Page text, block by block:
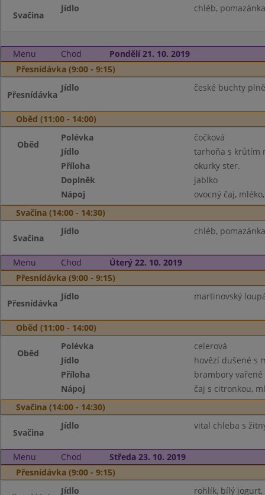
Svačina
Jídlo chléb,
Menu Chod
Pondělí 21. 10. 2019
Přesnídávka (9:00 - 9:15)
Přesnídávka
Jídlo české buchty
Oběd (11:00 - 14:00)
Oběd
Polévka
čočková
Jídlo
tarhoňa s krůtím
Příloha
okurky ster.
Doplněk
jablko
Nápoj
ovocný čaj,
Svačina (14:00 - 14:30)
Svačina
Jídlo chléb,
Menu Chod
Úterý 22. 10. 2019
Přesnídávka (9:00 - 9:15)
Přesnídávka
Jídlo martinovský
Oběd (11:00 - 14:00)
Oběd
Polévka
celerová
Jídlo
hovězí dušené s
Příloha
brambory vařené
Nápoj
čaj s citronkou,
Svačina (14:00 - 14:30)
Svačina
Jídlo vital chleba s
Menu Chod
Středa 23. 10. 2019
Přesnídávka (9:00 - 9:15)
Jídlo rohlík, bílý jogurt,